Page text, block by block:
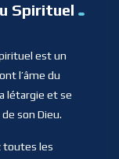
Spirituel
est un
l’âme du
létargie et se
son Dieu.
toutes les